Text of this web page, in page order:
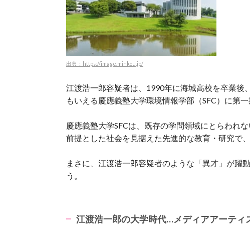
出典：https://image.minkou.jp/
江渡浩一郎容疑者は、1990年に海城高校を卒業後
もいえる慶應義塾大学環境情報学部（SFC）に第
慶應義塾大学SFCは、既存の学問領域にとらわれ
前提とした社会を見据えた先進的な教育・研究で
まさに、江渡浩一郎容疑者のような「異才」が躍
う。
江渡浩一郎の大学時代…メディアアーティ